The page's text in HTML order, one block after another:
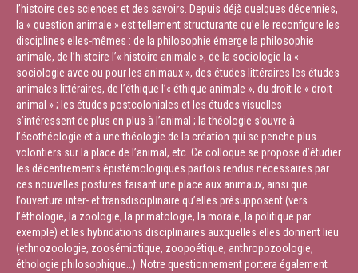
l’histoire des sciences et des savoirs. Depuis déjà quelques décennies,
la « question animale » est tellement structurante qu’elle reconfigure les
disciplines elles-mêmes : de la philosophie émerge la philosophie
animale, de l’histoire l’« histoire animale », de la sociologie la «
sociologie avec ou pour les animaux », des études littéraires les études
animales littéraires, de l’éthique l’« éthique animale », du droit le « droit
animal » ; les études postcoloniales et les études visuelles
s’intéressent de plus en plus à l’animal ; la théologie s’ouvre à
l’écothéologie et à une théologie de la création qui se penche plus
volontiers sur la place de l’animal, etc. Ce colloque se propose d’étudier
les décentrements épistémologiques parfois rendus nécessaires par
ces nouvelles postures faisant une place aux animaux, ainsi que
l’ouverture inter- et transdisciplinaire qu’elles présupposent (vers
l’éthologie, la zoologie, la primatologie, la morale, la politique par
exemple) et les hybridations disciplinaires auxquelles elles donnent lieu
(ethnozoologie, zoosémiotique, zoopoétique, anthropozoologie,
éthologie philosophique…). Notre questionnement portera également